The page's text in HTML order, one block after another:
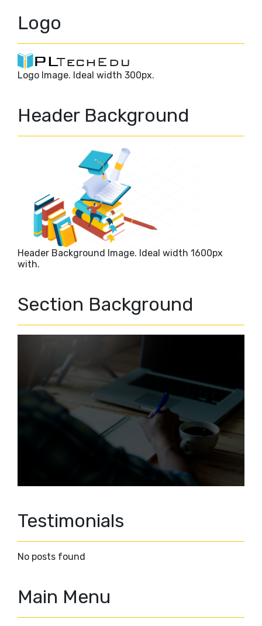
Logo
Logo Image. Ideal width 300px.
Header Background
Header Background Image. Ideal width 1600px
with.
Section Background
Testimonials
No posts found
Main Menu